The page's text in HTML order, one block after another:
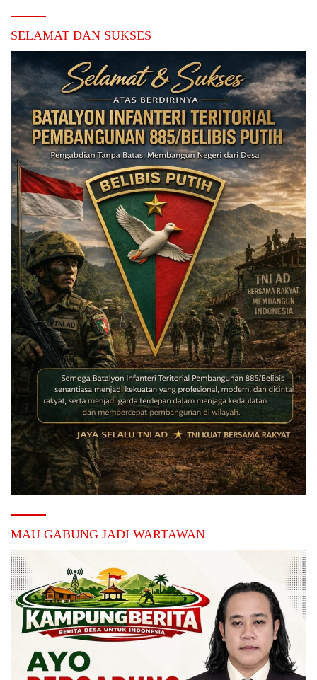
SELAMAT DAN SUKSES
MAU GABUNG JADI WARTAWAN